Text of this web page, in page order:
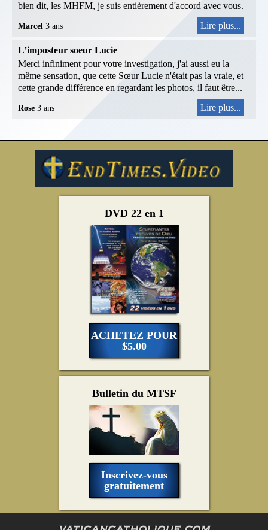
bien dit, les MHFM, je suis entièrement d'accord avec vous.
Marcel 3 ans Lire plus...
L’imposteur soeur Lucie
Merci infiniment pour votre investigation, j'ai aussi eu la
même sensation, que cette Sœur Lucie n'était pas la vraie, et
cette grande différence en regardant les photos, il faut être...
Rose 3 ans Lire plus...
DVD 22 en 1
ACHETEZ POUR
$5.00
Bulletin du MTSF
Inscrivez-vous
gratuitement